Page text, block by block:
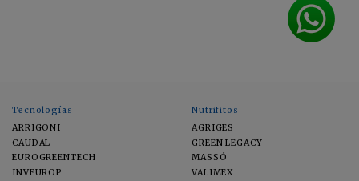
Tecnologías
ARRIGONI
CAUDAL
EUROGREENTECH
INVEUROP
Nutrifitos
AGRIGES
GREEN LEGACY
MASSÓ
VALIMEX